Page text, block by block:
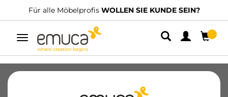
WOLLEN SIE KUNDE SEIN? Wir haben
Umschaltbare
Navigation
Führungssysteme